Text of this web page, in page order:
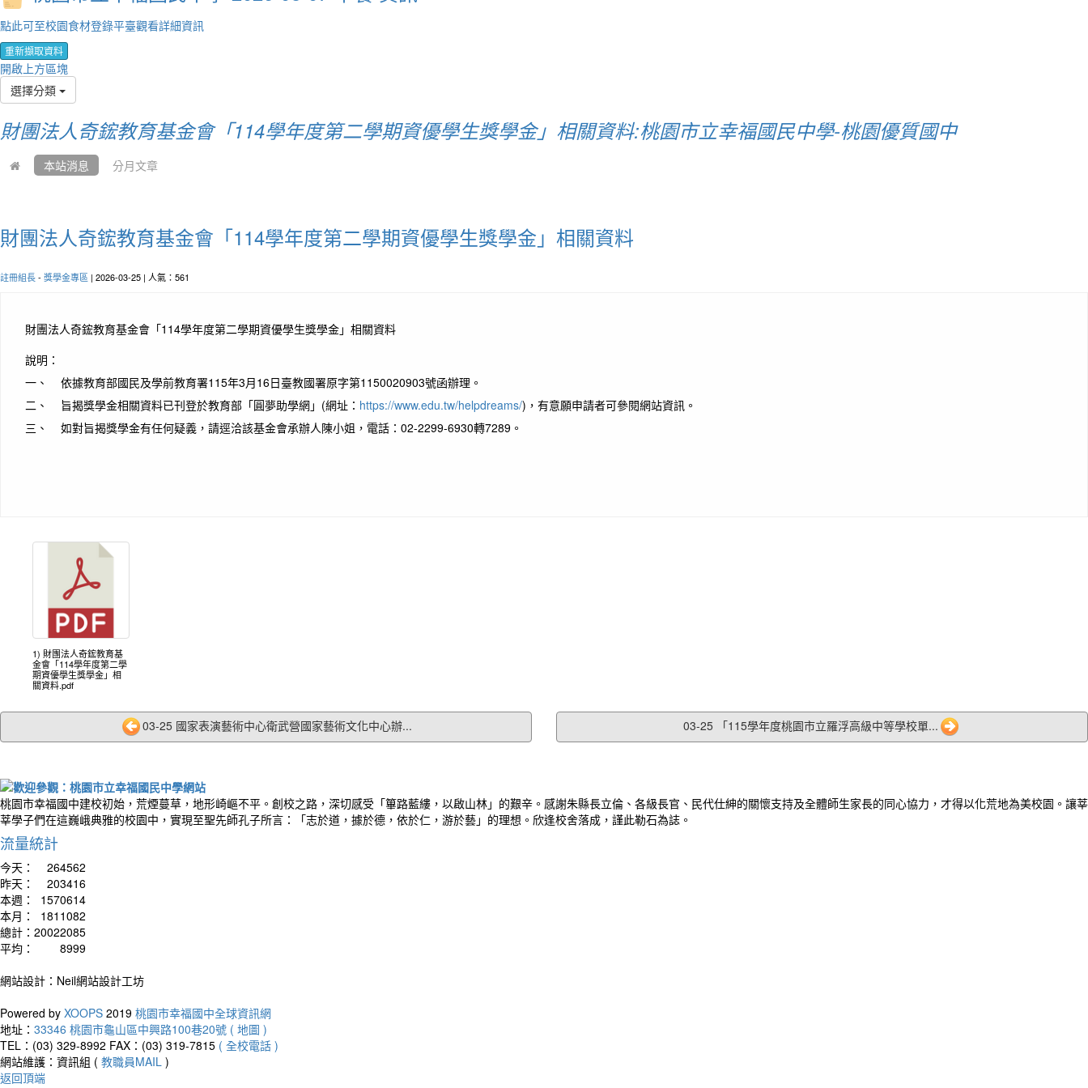
點此可至校園食材登錄平臺觀看詳細資訊
重新擷取資料
開啟上方區塊
選擇分類
財團法人奇鋐教育基金會「114學年度第二學期資優學生獎學金」相關資料:桃園市立幸福國民中學-桃園優質國中
本站消息 分月文章
財團法人奇鋐教育基金會「114學年度第二學期資優學生獎學金」相關資料
註冊組長- 獎學金專區 | 2026-03-25 | 人氣：561
財團法人奇鋐教育基金會「114學年度第二學期資優學生獎學金」相關資料
說明：
一、 依據教育部國民及學前教育署115年3月16日臺教國署原字第1150020903號函辦理。
二、 旨揭獎學金相關資料已刊登於教育部「圓夢助學網」(網址： https://www.edu.tw/helpdreams/)，有意願申請者可參閱網站資訊。
三、 如對旨揭獎學金有任何疑義，請逕洽該基金會承辦人陳小姐，電話：02-2299-6930轉7289。
1) 財團法人奇鋐教育基
金會「114學年度第二學
期資優學生獎學金」相
關資料.pdf
03-25 國家表演藝術中心衛武營國家藝術文化中心辦... 03-25 「115學年度桃園市立羅浮高級中等學校單...
桃園市幸福國中建校初始，荒煙蔓草，地形崎嶇不平。創校之路，深切感受「篳路藍縷，以啟山林」的艱辛。感謝朱縣長立倫、各級長官、民代仕紳的關懷支持及全體師生家長的同心協力，才得以化荒地為美校園。讓莘
莘學子們在這巍峨典雅的校園中，實現至聖先師孔子所言：「志於道，據於德，依於仁，游於藝」的理想。欣逢校舍落成，謹此勒石為誌。
流量統計
今天：
264562
昨天：
203416
本週：
1570614
本月：
1811082
總計： 20022085
平均：
8999
網站設計：Neil網站設計工坊
Powered by XOOPS 2019 桃園市幸福國中全球資訊網
地址： 33346 桃園市龜山區中興路100巷20號 ( 地圖 )
TEL：(03) 329-8992 FAX：(03) 319-7815 ( 全校電話 )
網站維護：資訊組 ( 教職員MAIL )
返回頂端